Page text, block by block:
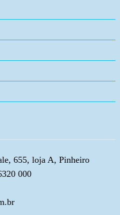
655, loja A, Pinheiro
000